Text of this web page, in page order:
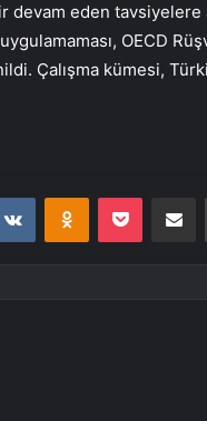
devam eden
OECD
Çalışma kümesi,
VKontakteOdnoklassniki
Pocket